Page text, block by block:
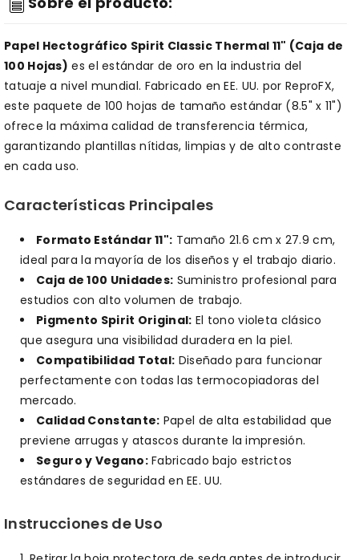
Papel Hectográfico Spirit Classic Thermal 11" (Caja de
100 Hojas) es el estándar de oro en la industria del
tatuaje a nivel mundial. Fabricado en EE. UU. por ReproFX,
este paquete de 100 hojas de tamaño estándar (8.5" x 11")
ofrece la máxima calidad de transferencia térmica,
garantizando plantillas nítidas, limpias y de alto contraste
en cada uso.
Características Principales
Formato Estándar 11": Tamaño 21.6 cm x 27.9 cm,
ideal para la mayoría de los diseños y el trabajo diario.
Caja de 100 Unidades: Suministro profesional para
estudios con alto volumen de trabajo.
Pigmento Spirit Original: El tono violeta clásico
que asegura una visibilidad duradera en la piel.
Compatibilidad Total: Diseñado para funcionar
perfectamente con todas las termocopiadoras del
mercado.
Calidad Constante: Papel de alta estabilidad que
previene arrugas y atascos durante la impresión.
Seguro y Vegano:Fabricado bajo estrictos
estándares de seguridad en EE. UU.
Instrucciones de Uso